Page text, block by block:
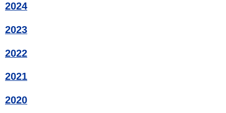
2024
2023
2022
2021
2020